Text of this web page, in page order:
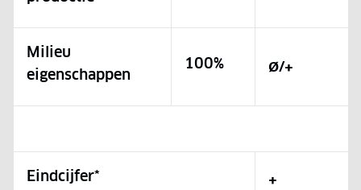
Milieu
eigenschappen
100% Ø/+
Eindcijfer* +